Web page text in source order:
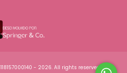
- 2026. All rights reserved.